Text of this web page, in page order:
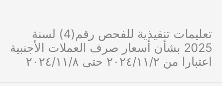
Skip
content
تعليمات تنفيذية للفحص رقم(4) لسنة
2025 بشأن أسعار صرف العملات الأجنبية
اعتبارا من ٢٠٢٤/١١/٢ حتى ٢٠٢٤/١١/٨